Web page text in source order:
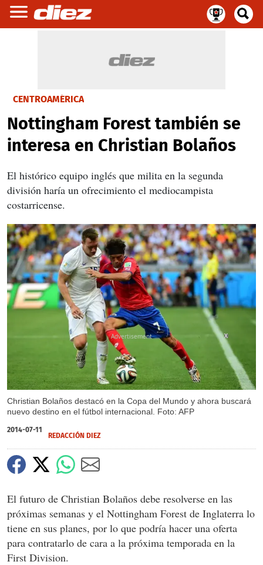
CENTROAMÉRICA
Nottingham Forest también se
interesa en Christian Bolaños
El histórico equipo inglés que milita en la segunda
división haría un ofrecimiento el mediocampista
costarricense.
Christian Bolaños destacó en la Copa del Mundo y ahora buscará
nuevo destino en el fútbol internacional. Foto: AFP
X
2014-07-11
REDACCIÓN DIEZ
El futuro de Christian Bolaños debe resolverse en las
próximas semanas y el Nottingham Forest de Inglaterra lo
tiene en sus planes, por lo que podría hacer una oferta
para contratarlo de cara a la próxima temporada en la
First Division.